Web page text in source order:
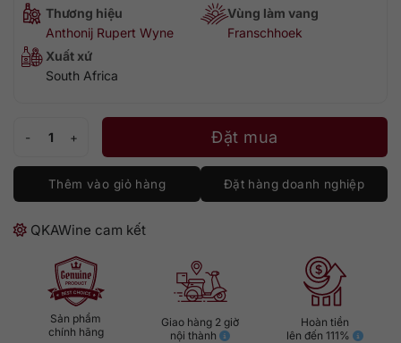
Thương hiệu
Anthonij Rupert Wyne
Vùng làm vang
Franschhoek
Xuất xứ
South Africa
Đặt mua
Thêm vào giỏ hàng Đặt hàng doanh nghiệp
QKAWine cam kết
Sản phẩm
chính hãng
Giao hàng 2 giờ
nội thành
Hoàn tiền
lên đến 111%